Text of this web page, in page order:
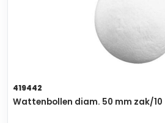
419442
Wattenbollen diam. 50 mm zak/10